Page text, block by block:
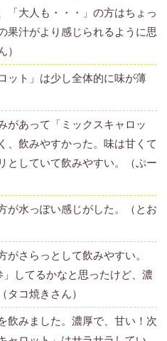
「大人も・・・」の方はちょっ
果汁がより感じられるように思
）
ット」は少し全体的に味が薄
があって「ミックスキャロッ
、飲みやすかった。味は甘くて
としていて飲みやすい。（ぷー
が水っぽい感じがした。（とお
がさらっとして飲みやすい。
」してるかなと思ったけど、濃
タコ焼きさん）
飲みました。濃厚で、甘い！次